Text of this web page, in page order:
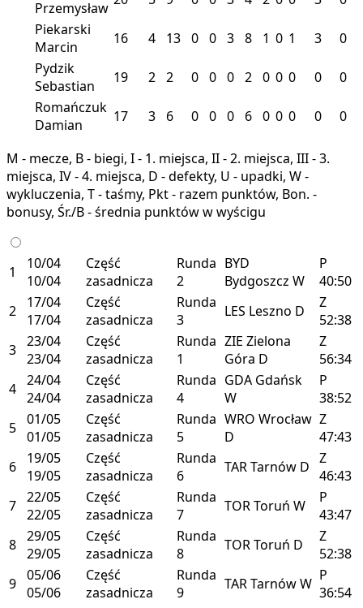
Przemysław
Piekarski
Marcin
16 4 13 0 0 3 8 1 0 1 3
0
Pydzik
Sebastian
19 2 2 0 0 0 2 0 0 0 0
0
Romańczuk
Damian
17 3 6 0 0 0 6 0 0 0 0 0
M - mecze, B - biegi, I - 1. miejsca, II - 2. miejsca, III - 3.
miejsca, IV - 4. miejsca, D - defekty, U - upadki, W -
wykluczenia, T - taśmy, Pkt - razem punktów, Bon. -
bonusy, Śr./B - średnia punktów w wyścigu
1
10/04
10/04
Część
zasadnicza
Runda
2
BYD
Bydgoszcz W
P
40:50
2
17/04
17/04
Część
zasadnicza
Runda
3
LES Leszno D
Z
52:38
3 23/04
23/04
Część
zasadnicza
Runda
1
ZIE Zielona
Góra D
Z
56:34
4 24/04
24/04
Część
zasadnicza
Runda
4
GDA Gdańsk
W
P
38:52
5 01/05
01/05
Część
zasadnicza
Runda
5
WRO Wrocław
D
Z
47:43
6
19/05
19/05
Część
zasadnicza
Runda
6
TARTarnów D Z
46:43
7 22/05
22/05
Część
zasadnicza
Runda
7
TORToruń W
P
43:47
8 29/05
29/05
Część
zasadnicza
Runda
8
TORToruń D
Z
52:38
9 05/06
05/06
Część
zasadnicza
Runda
9
TARTarnówW P
36:54